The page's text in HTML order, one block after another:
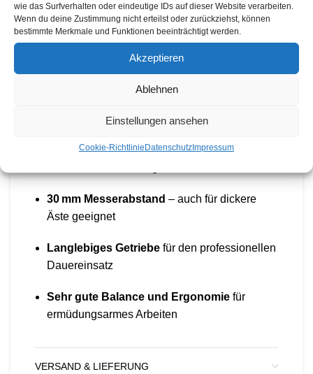
wie das Surfverhalten oder eindeutige IDs auf dieser Website verarbeiten.
Wenn du deine Zustimmung nicht erteilst oder zurückziehst, können
bestimmte Merkmale und Funktionen beeinträchtigt werden.
Akzeptieren
Ablehnen
Einstellungen ansehen
Cookie-RichtlinieDatenschutzImpressum
60 cm Schneidleistemit 135°-Verstellung für
maximale Flexibilität
Verbrauch und geringere Emissionen
Smart Start®für leichtes und schnelles
30 mm Messerabstand – auch für dickere
Äste geeignet
Langlebiges Getriebe für den professionellen
Dauereinsatz
Sehr gute Balance und Ergonomie für
ermüdungsarmes Arbeiten
VERSAND & LIEFERUNG